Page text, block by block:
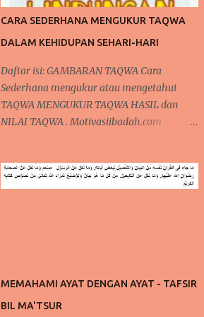
CARA SEDERHANA MENGUKUR TAQWA
DALAM KEHIDUPAN SEHARI-HARI
Daftar isi: GAMBARAN TAQWA Cara
Sederhana mengukur atau mengetahui
TAQWA MENGUKUR TAQWA HASIL dan
NILAI TAQWA . Motivasiibadah.com -
SWT . Dalam Ramadhan dikatakan sebagai
madrasah ibadah , sekolah pelatihan
TAQWA DALAM KEHIDUPAN SEHARI-HARI
Apakah Pasca Ramadhan, seseorang sudah
MEMAHAMI AYAT DENGAN AYAT - TAFSIR
BIL MA'TSUR